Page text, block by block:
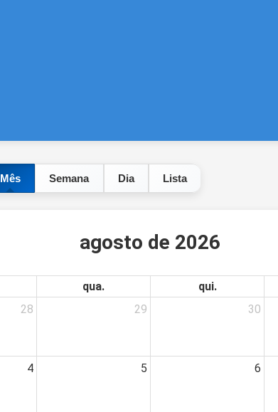
Mês Semana Dia Lista
agosto de 2026
qua. qui.
28 29 30
4 5 6